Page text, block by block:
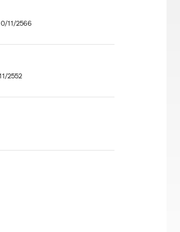
11/2566
2552